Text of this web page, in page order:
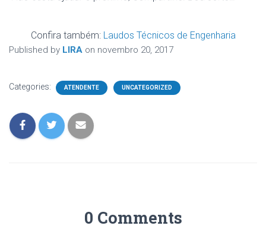
Confira também: Laudos Técnicos de Engenharia
Published by LIRA on novembro 20, 2017
Categories: ATENDENTE UNCATEGORIZED
0 Comments